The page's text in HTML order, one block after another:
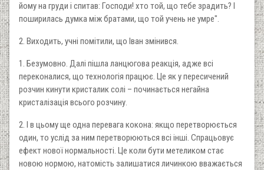
йому на груди і спитав: Господи! хто той, що тебе зрадить? І
поширилась думка між братами, що той учень не умре".
2. Виходить, учні помітили, що Іван змінився.
1. Безумовно. Далі пішла ланцюгова реакція, адже всі
переконалися, що технологія працює. Це як у пересичений
розчин кинути кристалик солі – починається негайна
кристалізація всього розчину.
2. І в цьому ще одна перевага кокона: якщо перетворюється
один, то услід за ним перетворюються всі інші. Спрацьовує
ефект нової нормальності. Це коли бути метеликом стає
новою нормою, натомість залишатися личинкою вважається